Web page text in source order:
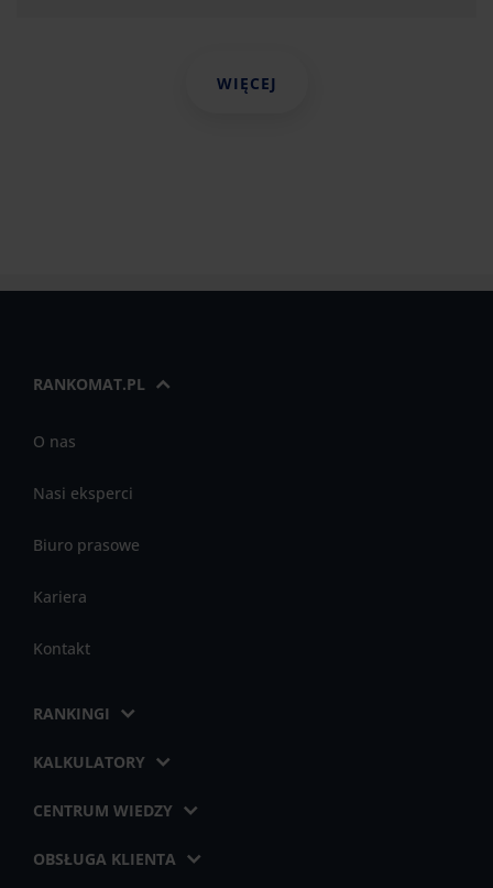
WIĘCEJ
RANKOMAT.PL
O nas
Nasi eksperci
Biuro prasowe
Kariera
Kontakt
RANKINGI
KALKULATORY
CENTRUM WIEDZY
OBSŁUGA KLIENTA